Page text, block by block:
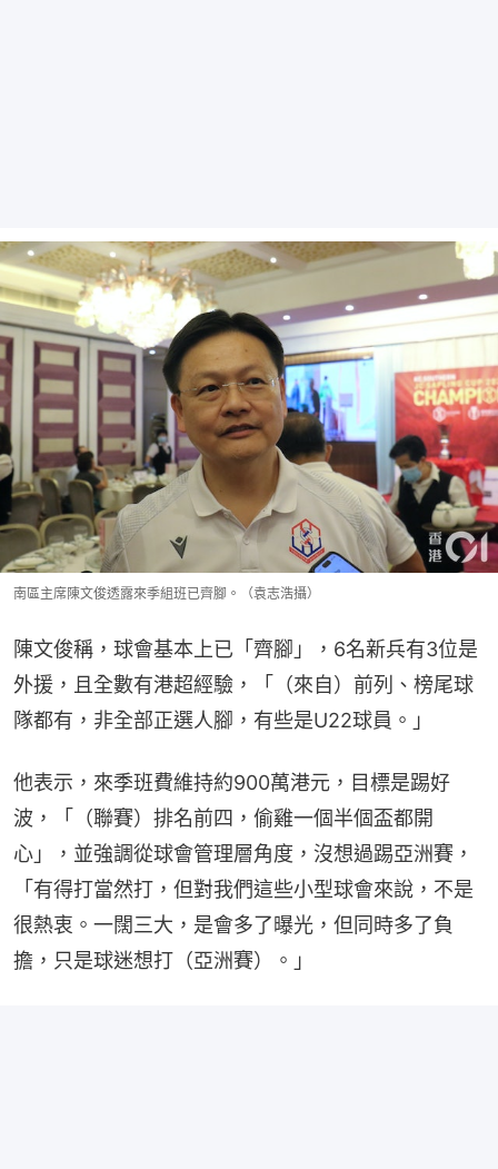
南區主席陳文俊透露來季組班已齊腳。（袁志浩攝）
陳文俊稱，球會基本上已「齊腳」，6名新兵有3位是
外援，且全數有港超經驗，「（來自）前列、榜尾球
隊都有，非全部正選人腳，有些是U22球員。」
他表示，來季班費維持約900萬港元，目標是踢好
波，「（聯賽）排名前四，偷雞一個半個盃都開
心」，並強調從球會管理層角度，沒想過踢亞洲賽，
「有得打當然打，但對我們這些小型球會來說，不是
很熱衷。一闊三大，是會多了曝光，但同時多了負
擔，只是球迷想打（亞洲賽）。」